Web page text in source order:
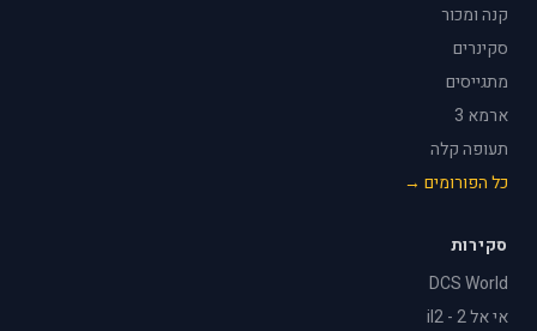
קנה ומכור
סקינרים
מתגייסים
ארמא 3
תעופה קלה
כל הפורומים →
סקירות
DCS World
אי אל 2 - il2